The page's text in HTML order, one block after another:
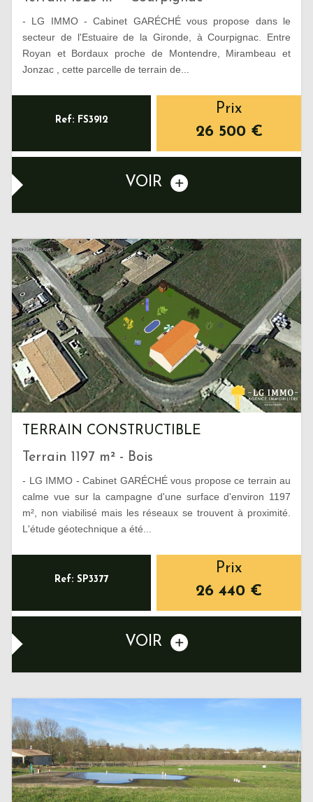
- LG IMMO - Cabinet GARÉCHÉ vous propose dans le
secteur de l'Estuaire de la Gironde, à Courpignac. Entre
Royan et Bordaux proche de Montendre, Mirambeau et
Jonzac , cette parcelle de terrain de...
Ref: FS3912
Prix
26 500 €
VOIR
TERRAIN CONSTRUCTIBLE
Terrain 1197 m² - Bois
- LG IMMO - Cabinet GARÉCHÉ vous propose ce terrain au
calme vue sur la campagne d'une surface d'environ 1197
m², non viabilisé mais les réseaux se trouvent à proximité.
L'étude géotechnique a été...
Ref: SP3377
Prix
26 440 €
VOIR